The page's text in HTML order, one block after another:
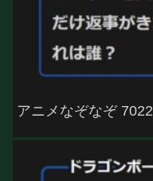
アニメなぞなぞ 7022